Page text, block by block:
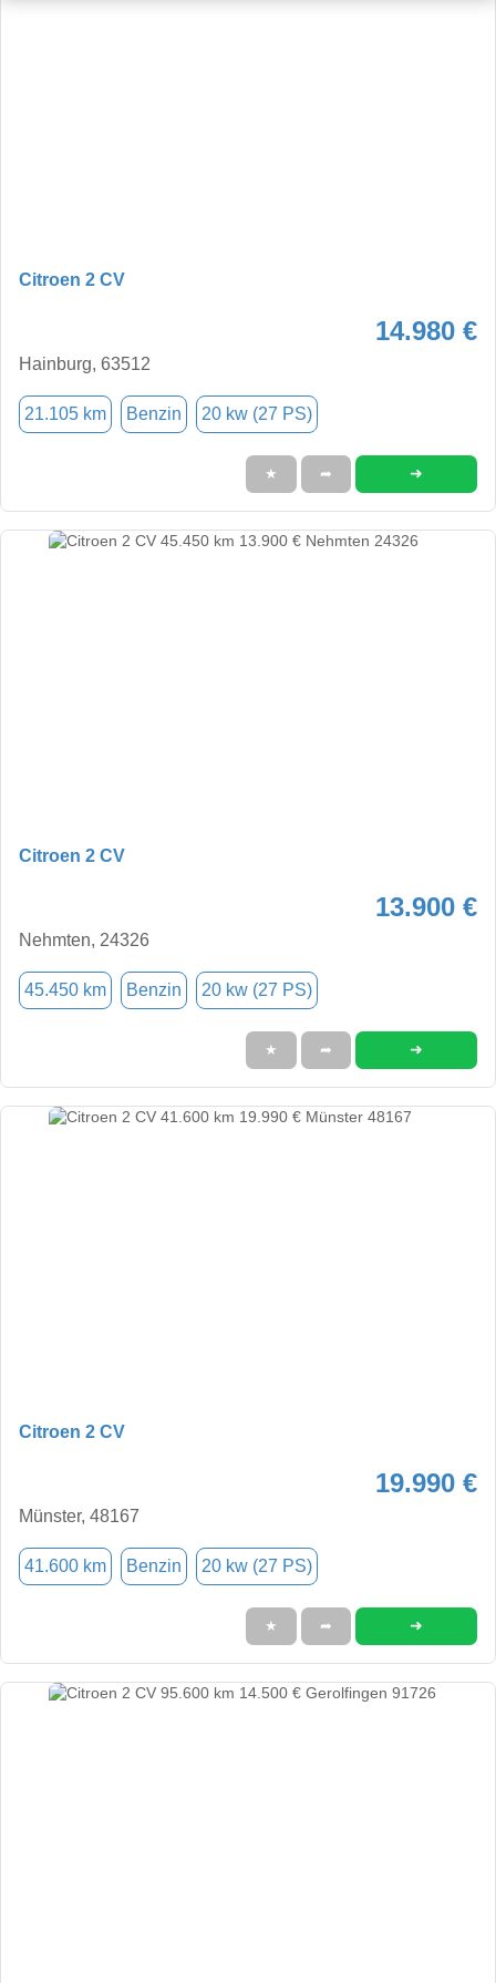
Citroen 2 CV
14.980 €
Hainburg, 63512
21.105 km Benzin 20 kw (27 PS)
★ ➦ ➜
Citroen 2 CV
13.900 €
Nehmten, 24326
45.450 km Benzin 20 kw (27 PS)
★ ➦ ➜
Citroen 2 CV
19.990 €
Münster, 48167
41.600 km Benzin 20 kw (27 PS)
★ ➦ ➜